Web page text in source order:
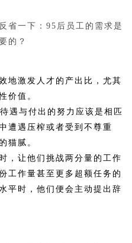
省一下：95后员工的需求是
的？
地激发人才的产出比，尤其
价值。
遇与付出的努力应该是相匹
遭遇压榨或者受到不尊重
猫腻。
，让他们挑战两分量的工作
工作量甚至更多超额任务的
平时，他们便会主动提出辞